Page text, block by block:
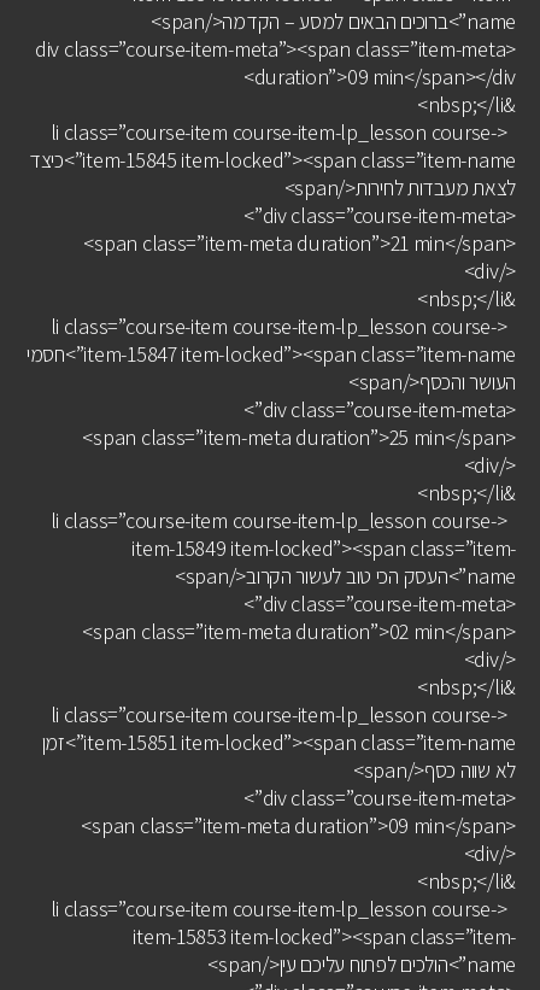
name”>ברוכים הבאים למסע – הקדמה</span>
<div class=”course-item-meta”><span class=”item-meta
duration”>09 min</span></div>
&nbsp;</li>
<li class=”course-item course-item-lp_lesson course-
item-15845 item-locked”><span class=”item-name”>כיצד
לצאת מעבדות לחירות</span>
<div class=”course-item-meta”>
<span class=”item-meta duration”>21 min</span>
</div>
&nbsp;</li>
<li class=”course-item course-item-lp_lesson course-
item-15847 item-locked”><span class=”item-name”>חסמי
העושר והכסף</span>
<div class=”course-item-meta”>
<span class=”item-meta duration”>25 min</span>
</div>
&nbsp;</li>
<li class=”course-item course-item-lp_lesson course-
item-15849 item-locked”><span class=”item-
name”>העסק הכי טוב לעשור הקרוב</span>
<div class=”course-item-meta”>
<span class=”item-meta duration”>02 min</span>
</div>
&nbsp;</li>
<li class=”course-item course-item-lp_lesson course-
item-15851 item-locked”><span class=”item-name”>זמן
לא שווה כסף</span>
<div class=”course-item-meta”>
<span class=”item-meta duration”>09 min</span>
</div>
&nbsp;</li>
<li class=”course-item course-item-lp_lesson course-
item-15853 item-locked”><span class=”item-
name”>הולכים לפתוח עליכם עין</span>